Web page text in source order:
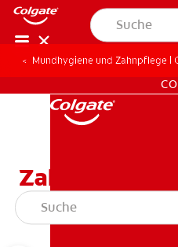
Mundhygiene und Zahnpflege |
Extraktion